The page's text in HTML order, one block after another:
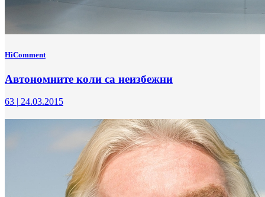
HiComment
Автономните коли са неизбежни
63 | 24.03.2015